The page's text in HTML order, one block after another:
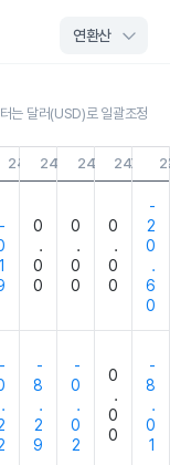
는 달러(USD)로 일괄조정
24.12.3124.09.3024.06.30
-
0
.
0
0
0
.
0
0
0
.
0
0
-
2
0
.
6
0
-
.
-
8
.
2
9
-
0
.
0
2
0
.
0
0
-
8
.
0
1